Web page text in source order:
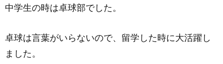
中学生の時は卓球部でした。
卓球は言葉がいらないので、留学した時に大活躍し
ました。